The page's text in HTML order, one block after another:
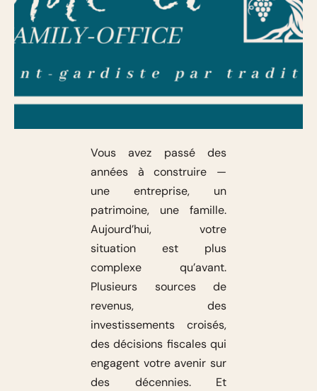
Vous avez passé des
années à construire —
une entreprise, un
patrimoine, une famille.
Aujourd’hui, votre
situation est plus
complexe qu’avant.
Plusieurs sources de
revenus, des
investissements croisés,
des décisions fiscales qui
engagent votre avenir sur
des décennies. Et